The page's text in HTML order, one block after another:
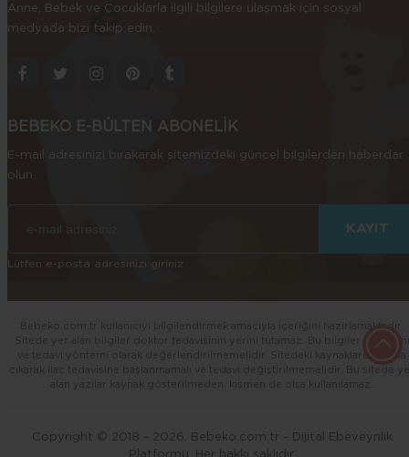
Anne, Bebek ve Çocuklarla ilgili bilgilere ulaşmak için sosyal
medyada bizi takip edin.
BEBEKO E-BÜLTEN ABONELİK
E-mail adresinizi bırakarak sitemizdeki güncel bilgilerden haberdar
olun.
Lütfen e-posta adresinizi giriniz
Bebeko.com.tr kullanıcıyı bilgilendirmek amacıyla içeriğini hazırlamaktadır.
Sitede yer alan bilgiler doktor tedavisinin yerini tutamaz. Bu bilgiler şahsi tanı
ve tedavi yöntemi olarak değerlendirilmemelidir. Sitedeki kaynaklardan yola
çıkarak ilaç tedavisine başlanmamalı ve tedavi değiştirilmemelidir. Bu sitede
alan yazılar kaynak gösterilmeden, kısmen de olsa kullanılamaz.
Copyright © 2018 - 2026. Bebeko.com.tr - Dijital Ebeveynlik
Platformu. Her hakkı saklıdır.